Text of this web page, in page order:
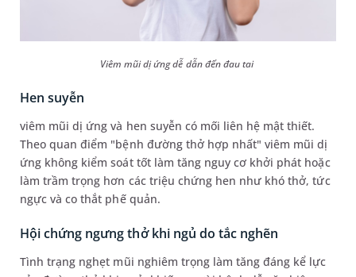
Viêm mũi dị ứng dễ dẫn đến đau tai
Hen suyễn
viêm mũi dị ứng và hen suyễn có mối liên hệ mật thiết.
Theo quan điểm "bệnh đường thở hợp nhất" viêm mũi dị
ứng không kiểm soát tốt làm tăng nguy cơ khởi phát hoặc
làm trầm trọng hơn các triệu chứng hen như khó thở, tức
ngực và co thắt phế quản.
Hội chứng ngưng thở khi ngủ do tắc nghẽn
Tình trạng nghẹt mũi nghiêm trọng làm tăng đáng kể lực